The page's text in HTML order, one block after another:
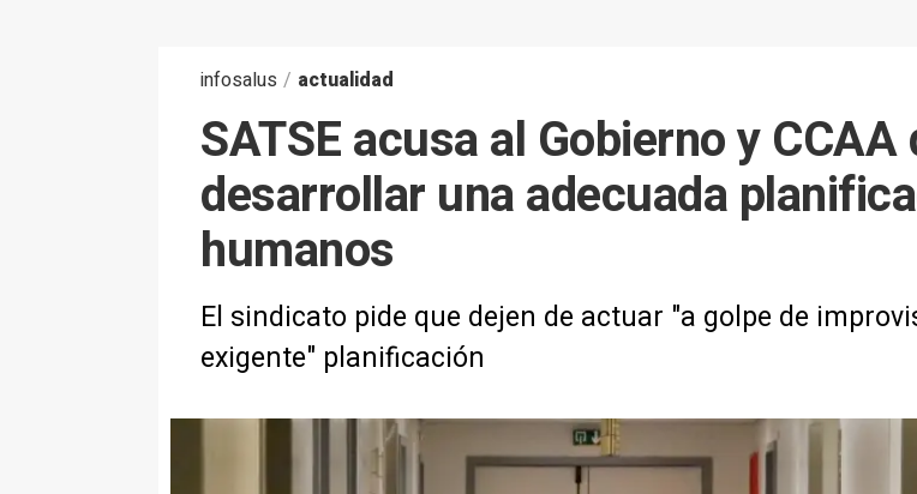
infosalus / actualidad
SATSE acusa al Gobierno y
desarrollar una adecuada
humanos
El sindicato pide que dejen de actuar "a golpe de
exigente" planificación